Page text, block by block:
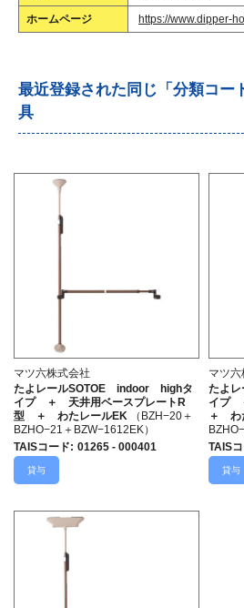
ホームページ https://www.dipper-
最近登録された同じ「分類コー
具
マツ六株式会社
たよレールSOTOE indoor highタ
イプ ＋ 天井用ベースプレートR
型 ＋ わたレールEK
（BZH−20＋
BZHO−21＋BZW−1612EK）
TAISコード: 01265 - 000401
貸与
マツ六
たよ
イプ
＋ わ
TAIS
貸与